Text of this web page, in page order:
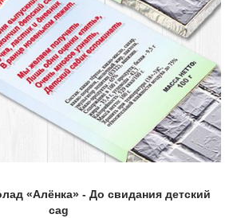
«Алёнка» - До свидания детский
cag